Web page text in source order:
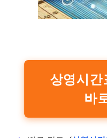
상영시간
바